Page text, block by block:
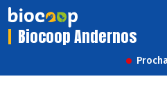
Biocoop Andernos